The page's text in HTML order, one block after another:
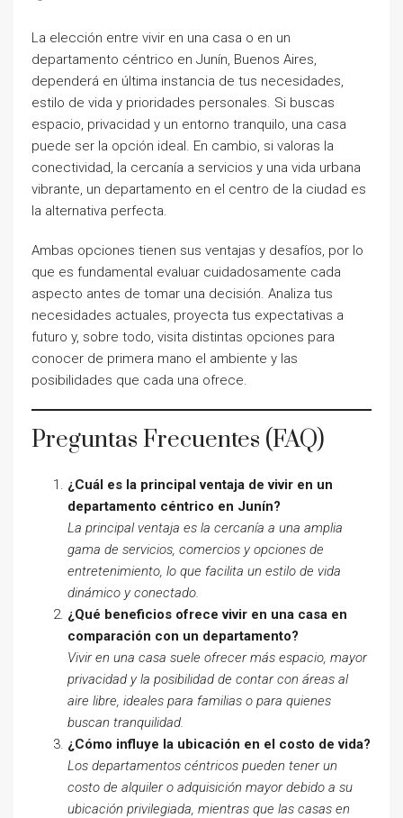
La elección entre vivir en una casa o en un
departamento céntrico en Junín, Buenos Aires,
dependerá en última instancia de tus necesidades,
estilo de vida y prioridades personales. Si buscas
espacio, privacidad y un entorno tranquilo, una casa
puede ser la opción ideal. En cambio, si valoras la
conectividad, la cercanía a servicios y una vida urbana
vibrante, un departamento en el centro de la ciudad es
la alternativa perfecta.
Ambas opciones tienen sus ventajas y desafíos, por lo
que es fundamental evaluar cuidadosamente cada
aspecto antes de tomar una decisión. Analiza tus
necesidades actuales, proyecta tus expectativas a
futuro y, sobre todo, visita distintas opciones para
conocer de primera mano el ambiente y las
posibilidades que cada una ofrece.
Preguntas Frecuentes (FAQ)
¿Cuál es la principal ventaja de vivir en un
departamento céntrico en Junín?
La principal ventaja es la cercanía a una amplia
gama de servicios, comercios y opciones de
entretenimiento, lo que facilita un estilo de vida
dinámico y conectado.
¿Qué beneficios ofrece vivir en una casa en
comparación con un departamento?
Vivir en una casa suele ofrecer más espacio, mayor
privacidad y la posibilidad de contar con áreas al
aire libre, ideales para familias o para quienes
buscan tranquilidad.
¿Cómo influye la ubicación en el costo de vida?
Los departamentos céntricos pueden tener un
costo de alquiler o adquisición mayor debido a su
ubicación privilegiada, mientras que las casas en